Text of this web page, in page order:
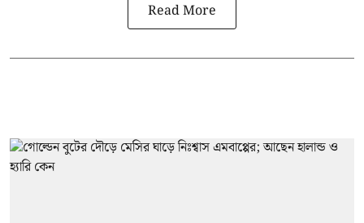
Read More